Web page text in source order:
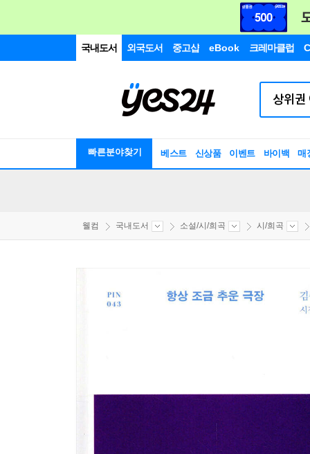
국내도서 외국도서 중고샵 eBook 크레마클럽
빠른분야찾기 베스트 신상품 이벤트 바이백 매
웰컴 국내도서 소설/시/희곡 시/희곡